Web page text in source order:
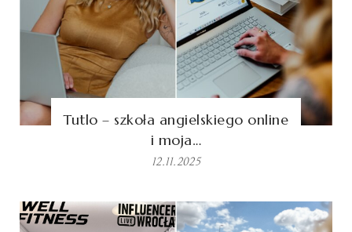
Tutlo – szkoła angielskiego online
i moja…
12.11.2025